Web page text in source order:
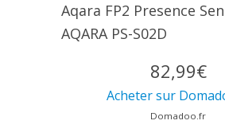
Aqara FP2 Presence
AQARA PS-S02D
82,99€
Acheter sur
Domadoo.fr